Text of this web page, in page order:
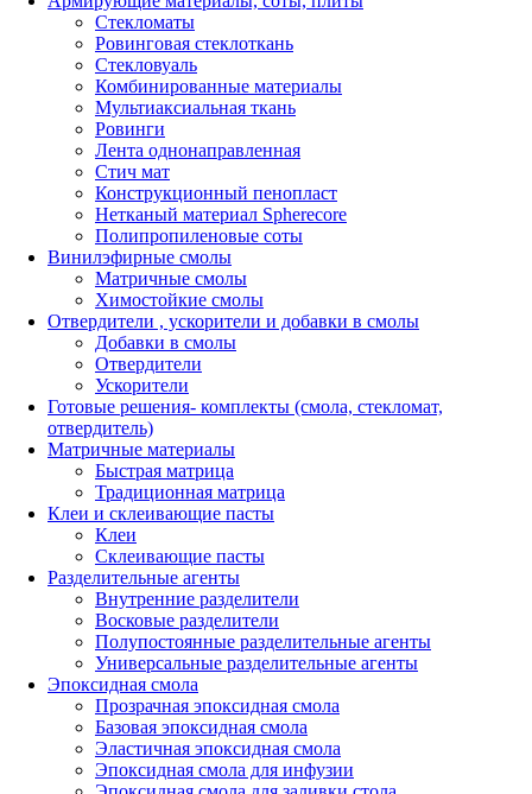
Стекломаты
Ровинговая стеклоткань
Стекловуаль
Комбинированные материалы
Мультиаксиальная ткань
Ровинги
Лента однонаправленная
Стич мат
Конструкционный пенопласт
Нетканый материал Spherecore
Полипропиленовые соты
Винилэфирные смолы
Матричные смолы
Химостойкие смолы
Отвердители , ускорители и добавки в смолы
Добавки в смолы
Отвердители
Ускорители
Готовые решения- комплекты (смола, стекломат,
отвердитель)
Матричные материалы
Быстрая матрица
Традиционная матрица
Клеи и склеивающие пасты
Клеи
Склеивающие пасты
Разделительные агенты
Внутренние разделители
Восковые разделители
Полупостоянные разделительные агенты
Универсальные разделительные агенты
Эпоксидная смола
Прозрачная эпоксидная смола
Базовая эпоксидная смола
Эластичная эпоксидная смола
Эпоксидная смола для инфузии